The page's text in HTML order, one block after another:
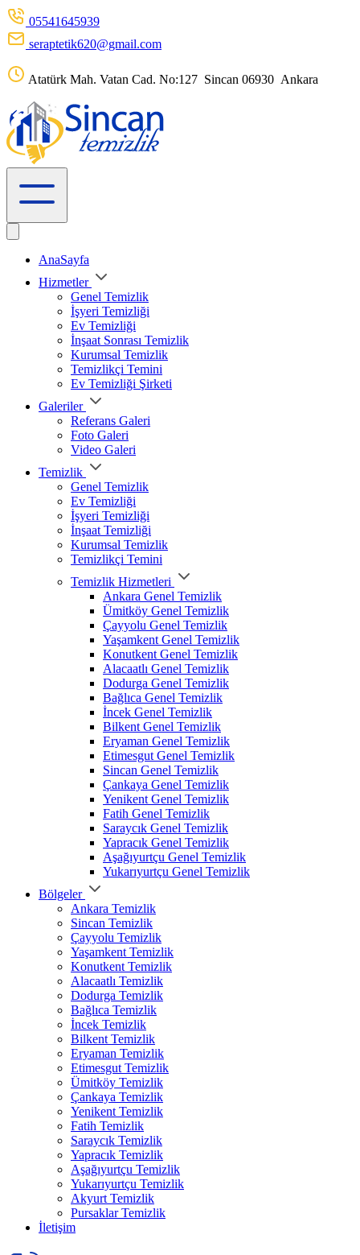
05541645939
seraptetik620@gmail.com
Atatürk Mah. Vatan Cad. No:127 Sincan 06930 Ankara
AnaSayfa
Hizmetler
Genel Temizlik
İşyeri Temizliği
Ev Temizliği
İnşaat Sonrası Temizlik
Kurumsal Temizlik
Temizlikçi Temini
Ev Temizliği Şirketi
Galeriler
Referans Galeri
Foto Galeri
Video Galeri
Temizlik
Genel Temizlik
Ev Temizliği
İşyeri Temizliği
İnşaat Temizliği
Kurumsal Temizlik
Temizlikçi Temini
Temizlik Hizmetleri
Ankara Genel Temizlik
Ümitköy Genel Temizlik
Çayyolu Genel Temizlik
Yaşamkent Genel Temizlik
Konutkent Genel Temizlik
Alacaatlı Genel Temizlik
Dodurga Genel Temizlik
Bağlıca Genel Temizlik
İncek Genel Temizlik
Bilkent Genel Temizlik
Eryaman Genel Temizlik
Etimesgut Genel Temizlik
Sincan Genel Temizlik
Çankaya Genel Temizlik
Yenikent Genel Temizlik
Fatih Genel Temizlik
Saraycık Genel Temizlik
Yapracık Genel Temizlik
Aşağıyurtçu Genel Temizlik
Yukarıyurtçu Genel Temizlik
Bölgeler
Ankara Temizlik
Sincan Temizlik
Çayyolu Temizlik
Yaşamkent Temizlik
Konutkent Temizlik
Alacaatlı Temizlik
Dodurga Temizlik
Bağlıca Temizlik
İncek Temizlik
Bilkent Temizlik
Eryaman Temizlik
Etimesgut Temizlik
Ümitköy Temizlik
Çankaya Temizlik
Yenikent Temizlik
Fatih Temizlik
Saraycık Temizlik
Yapracık Temizlik
Aşağıyurtçu Temizlik
Yukarıyurtçu Temizlik
Akyurt Temizlik
Pursaklar Temizlik
İletişim